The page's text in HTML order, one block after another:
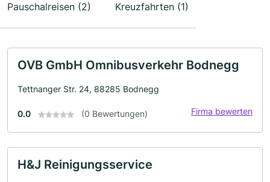
Pauschalreisen (2) Kreuzfahrten (1)
OVB GmbH Omnibusverkehr Bodnegg
Tettnanger Str. 24, 88285 Bodnegg
0.0 (0 Bewertungen) Firma bewerten
H&J Reinigungsservice